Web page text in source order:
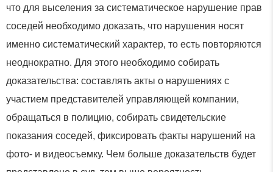
что для выселения за систематическое нарушение прав
соседей необходимо доказать, что нарушения носят
именно систематический характер, то есть повторяются
неоднократно. Для этого необходимо собирать
доказательства: составлять акты о нарушениях с
участием представителей управляющей компании,
обращаться в полицию, собирать свидетельские
показания соседей, фиксировать факты нарушений на
фото- и видеосъемку. Чем больше доказательств будет